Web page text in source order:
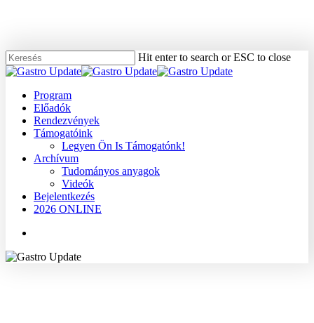
content
Hit enter to search or ESC to close
Close
Menu
Program
Előadók
Rendezvények
Támogatóink
Legyen Ön Is Támogatónk!
Archívum
Tudományos anyagok
Videók
Bejelentkezés
2026 ONLINE